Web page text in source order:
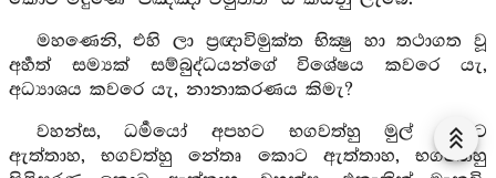
මහණෙනි, එහි ලා ප්‍රඥාවිමුක්ත භික්‍ෂු හා තථාගත වූ
අර්‍හත් සම්‍යක් සම්බුද්ධයන්ගේ විශේෂය කවරෙ යැ,
අධ්‍යාශය කවරෙ යැ, නානාකරණය කිමැ?
වහන්ස, ධර්‍මයෝ අපහට භගවත්හු මුල් කොට
ඇත්තාහ, භගවත්හු නේතෘ කොට ඇත්තාහ, භගවත්හු